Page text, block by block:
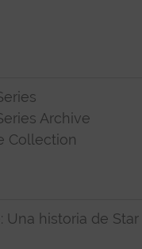
Archive
Collection
Una historia de Star